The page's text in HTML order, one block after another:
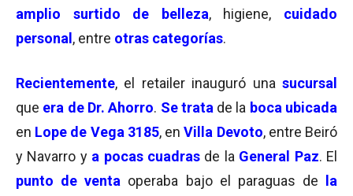
amplio surtido de belleza, higiene, cuidado
personal , entre otras categorías.
Recientemente, el retailer inauguró una sucursal
que era de Dr. Ahorro. Se trata de la boca ubicada
en Lope de Vega 3185, enVilla Devoto, entre Beiró
y Navarro ya pocas cuadras de la General Paz. El
punto de venta operaba bajo el paraguas de la